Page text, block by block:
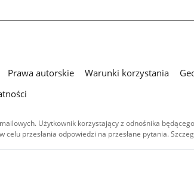
Prawa autorskie Warunki korzystania
Użytkownik korzystający z odnośnika
przesłania odpowiedzi na przesłane pytania.
audiowizualnych), są